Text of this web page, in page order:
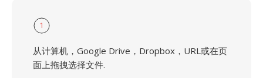
1
从计算机，Google Drive，Dropbox，URL或在页
面上拖拽选择文件.